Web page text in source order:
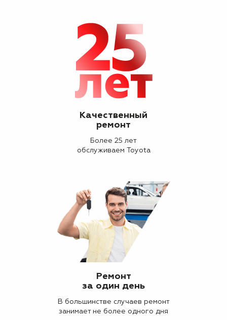
Качественный
ремонт
Более 25 лет
обслуживаем Toyota
Ремонт
за один день
В большинстве случаев ремонт
занимает не более одного дня